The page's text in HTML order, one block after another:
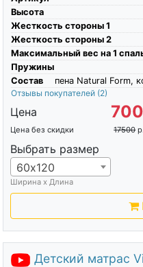
Высота
Жесткость стороны 1
Жесткость стороны 2
Максимальный вес на 1
Пружины
Состав
пена Natural Form,
Отзывы покупателей (2)
Цена
Цена без скидки 17500
Выбрать размер
60х120
Ширина х Длина
Детский матрас